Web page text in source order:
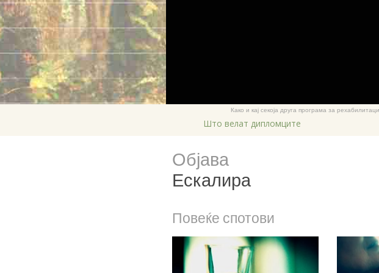
Како и кај секоја друга програма за
Што велат дипломците
Објава
Ескалира
Повеќе спотови